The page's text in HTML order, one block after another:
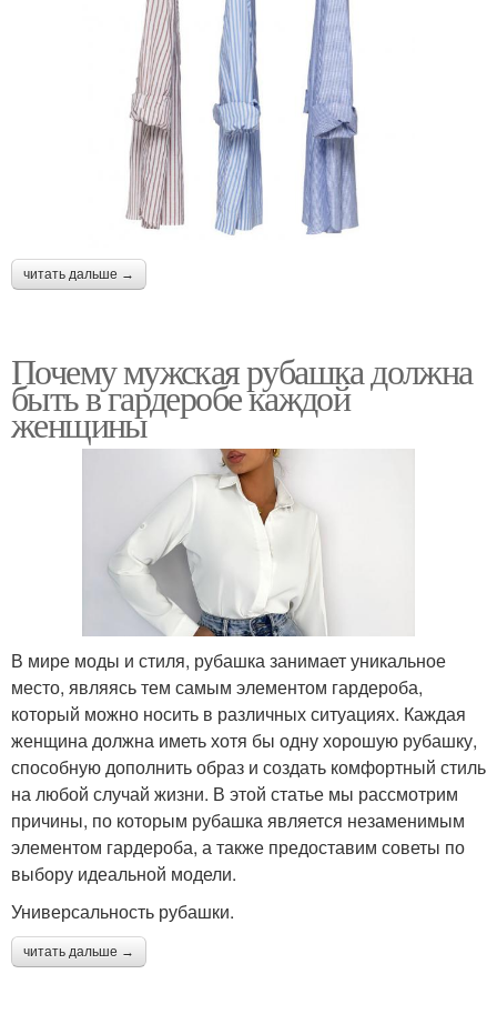
читать дальше →
Почему мужская рубашка должна
быть в гардеробе каждой
женщины
В мире моды и стиля, рубашка занимает уникальное
место, являясь тем самым элементом гардероба,
который можно носить в различных ситуациях. Каждая
женщина должна иметь хотя бы одну хорошую рубашку,
способную дополнить образ и создать комфортный стиль
на любой случай жизни. В этой статье мы рассмотрим
причины, по которым рубашка является незаменимым
элементом гардероба, а также предоставим советы по
выбору идеальной модели.
Универсальность рубашки.
читать дальше →